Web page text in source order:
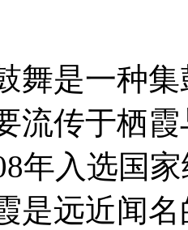
舞是一种
流传于栖
年入选国
是远近闻